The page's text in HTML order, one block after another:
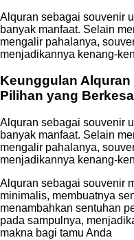
Alquran sebagai souvenir
banyak manfaat. Selain
mengalir pahalanya,
menjadikannya kenang-
Keunggulan
Pilihan yang
Alquran sebagai souvenir
banyak manfaat. Selain
mengalir pahalanya,
menjadikannya kenang-
Alquran sebagai souvenir
minimalis, membuatnya
menambahkan sentuhan
pada sampulnya,
makna bagi tamu Anda